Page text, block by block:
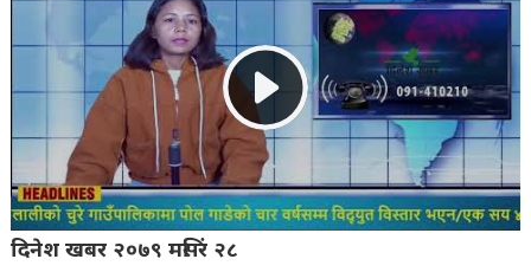
दिनेश खबर २०७९ मसिंर २८